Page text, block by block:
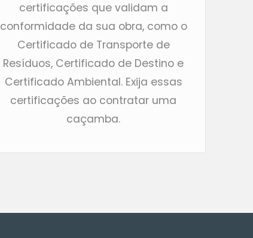
certificações que validam a
conformidade da sua obra, como o
Certificado de Transporte de
Resíduos, Certificado de Destino e
Certificado Ambiental. Exija essas
certificações ao contratar uma
caçamba.